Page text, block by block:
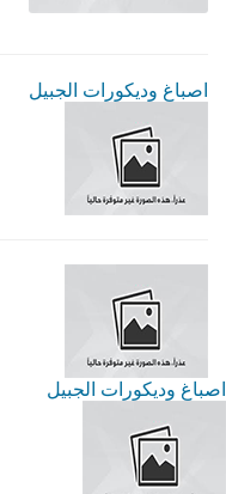
اصباغ وديكورات الجبيل
اصباغ وديكورات الجبيل